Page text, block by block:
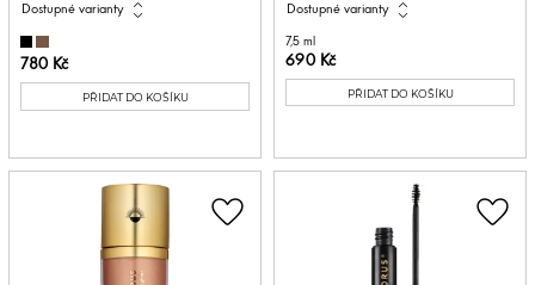
Dostupné varianty expand_all
780 Kč
PŘIDAT DO KOŠÍKU
Dostupné varianty expand_all
7,5 ml
690 Kč
PŘIDAT DO KOŠÍKU
favorite_border favorite_border